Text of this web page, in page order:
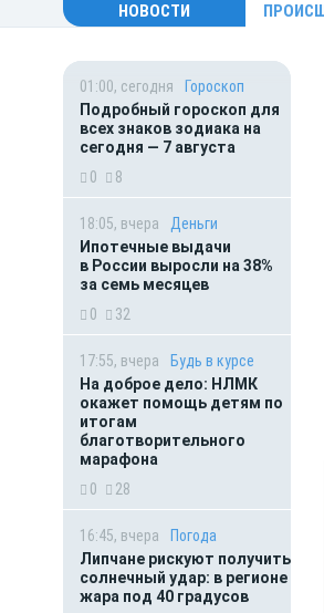
НОВОСТИ
01:00, сегодня
Гороскоп
Подробный гороскоп для
всех знаков зодиака на
сегодня — 7 августа
0
8
18:05, вчера
Деньги
Ипотечные выдачи
в России выросли на 38%
за семь месяцев
0
32
17:55, вчера
Будь в курсе
На доброе дело: НЛМК
окажет помощь детям по
итогам
благотворительного
марафона
0
28
16:45, вчера
Погода
Липчане рискуют получить
солнечный удар: в регионе
жара под 40 градусов